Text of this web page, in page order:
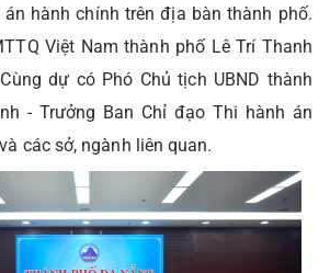
hành chính trên địa bàn thành phố.
Việt Nam thành phố Lê Trí Thanh
dự có Phó Chủ tịch UBND thành
- Trưởng Ban Chỉ đạo Thi hành án
các sở, ngành liên quan.